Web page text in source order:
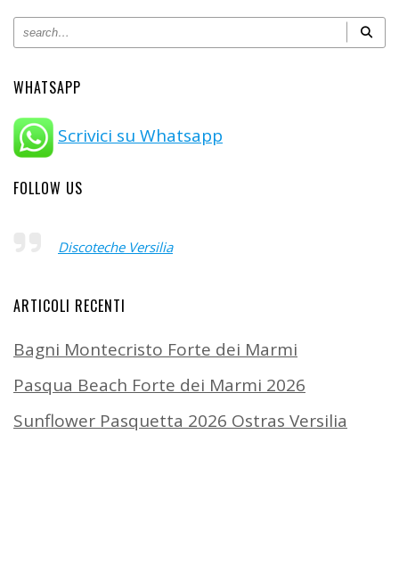
WHATSAPP
Scrivici su Whatsapp
FOLLOW US
Discoteche Versilia
ARTICOLI RECENTI
Bagni Montecristo Forte dei Marmi
Pasqua Beach Forte dei Marmi 2026
Sunflower Pasquetta 2026 Ostras Versilia